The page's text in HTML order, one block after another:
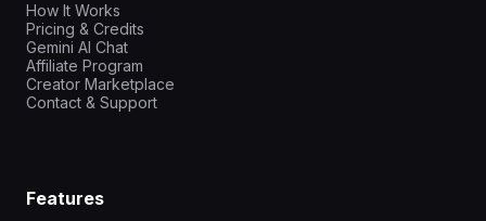
How It Works
Pricing & Credits
Gemini AI Chat
Affiliate Program
Creator Marketplace
Contact & Support
Features